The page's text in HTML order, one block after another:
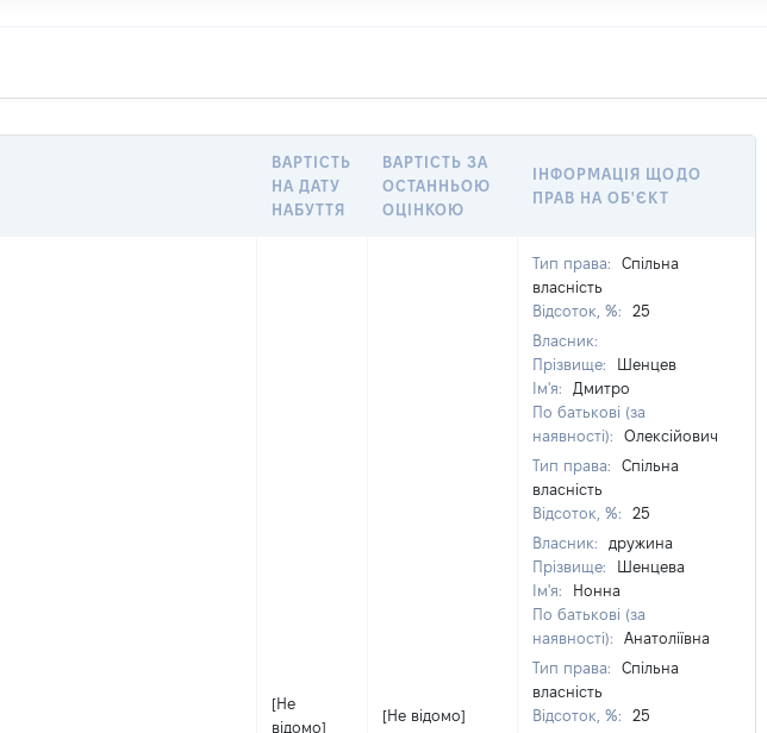
ВАРТІСТЬ
НА ДАТУ
НАБУТТЯ
ВАРТІСТЬ ЗА
ОСТАННЬОЮ
ОЦІНКОЮ
ІНФОРМАЦІЯ ЩОДО
ПРАВ НА ОБ'ЄКТ
[Не
відомо]
[Не відомо]
Тип права:
Спільна
власність
Відсоток, %:
25
Власник:
Прізвище:
Шенцев
Ім'я:
Дмитро
По батькові (за
наявності):
Олексійович
Тип права:
Спільна
власність
Відсоток, %:
25
Власник:
дружина
Прізвище:
Шенцева
Ім'я:
Нонна
По батькові (за
наявності):
Анатоліївна
Тип права:
Спільна
власність
Відсоток, %:
25